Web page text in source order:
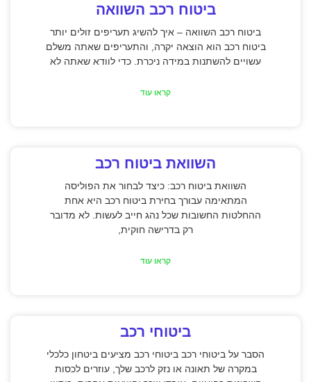
ביטוח רכב השוואה
ביטוח רכב השוואה – איך להשיג תעריפים זולים יותר
ביטוח רכב הוא הוצאה יקרה, והתעריפים שאתה משלם
עשויים להשתנות במידה ניכרת. כדי לוודא שאתה לא
קראו עוד
השוואת ביטוח רכב
השוואת ביטוח רכב: כיצד לבחור את הפוליסה
המתאימה עבורך בחירת ביטוח רכב היא אחת
ההחלטות החשובות שכל נהג חייב לעשות. לא מדובר
רק בדרישה חוקית,
קראו עוד
ביטוחי רכב
הסבר על ביטוחי רכב ביטוחי רכב מציעים ביטחון כלכלי
במקרה של תאונה או נזק לרכב שלך, עוזרים לכסות